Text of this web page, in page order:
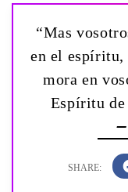
“Mas
en el espíritu,
mora en
Espíritu